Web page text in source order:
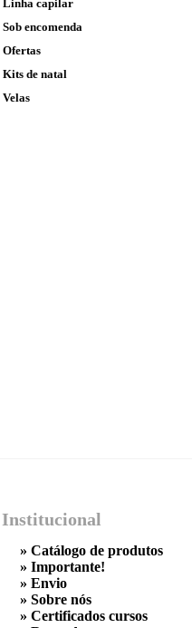
Linha capilar
Sob encomenda
Ofertas
Kits de natal
Velas
Institucional
» Catálogo de produtos
» Importante!
» Envio
» Sobre nós
» Certificados cursos